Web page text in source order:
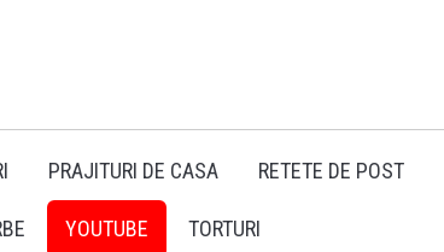
PRAJITURI DE CASA RETETE DE POST
YOUTUBE TORTURI